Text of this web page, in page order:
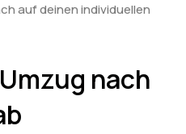
auf deinen individuellen
nach